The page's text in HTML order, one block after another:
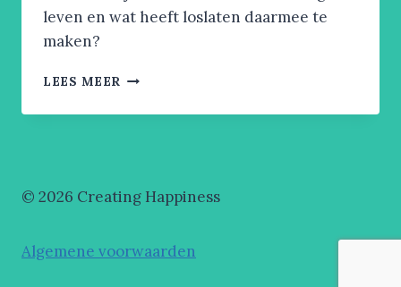
leven en wat heeft loslaten daarmee te
maken?
LEES MEER WAAROM
/
LETTING
GO
© 2026 Creating Happiness
Algemene voorwaarden